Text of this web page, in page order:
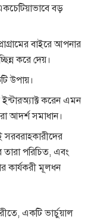
বড়
বাইরে আপনার
করে দেয়।
উপায়।
করেন এমন
আদর্শ সমাধান।
সরবরাহকারীদের
তারা পরিচিত, এবং
কার্যকরী মূলধন
একটি ভার্চুয়াল